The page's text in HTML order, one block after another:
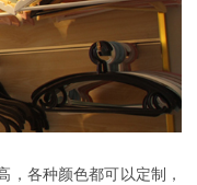
，各种颜色都可以定制，